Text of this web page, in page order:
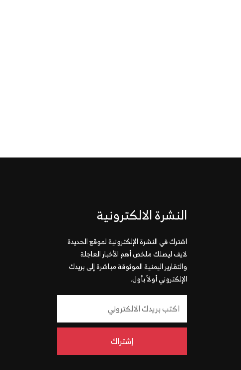
النشرة الالكترونية
اشترك في النشرة الإلكترونية لموقع الحديدة
لايف ليصلك ملخص أهم الأخبار العاجلة
والتقارير اليمنية الموثوقة مباشرة إلى بريدك
الإلكتروني أولاً بأول.
إشتراك